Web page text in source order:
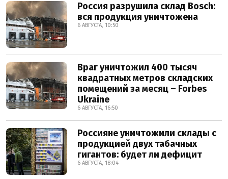
Россия разрушила склад Bosch:
вся продукция уничтожена
6 АВГУСТА, 10:50
Враг уничтожил 400 тысяч
квадратных метров складских
помещений за месяц – Forbes
Ukraine
6 АВГУСТА, 16:50
Россияне уничтожили склады с
продукцией двух табачных
гигантов: будет ли дефицит
6 АВГУСТА, 18:04